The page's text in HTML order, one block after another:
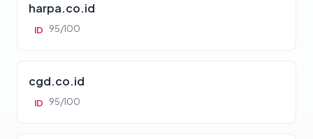
harpa.co.id
ID 95/100
cgd.co.id
ID 95/100